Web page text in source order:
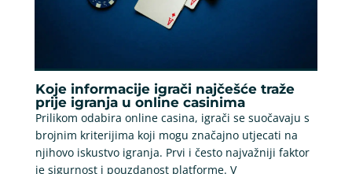
Koje informacije igrači najčešće traže
prije igranja u online casinima
Prilikom odabira online casina, igrači se suočavaju s
brojnim kriterijima koji mogu značajno utjecati na
njihovo iskustvo igranja. Prvi i često najvažniji faktor
je sigurnost i pouzdanost platforme. V